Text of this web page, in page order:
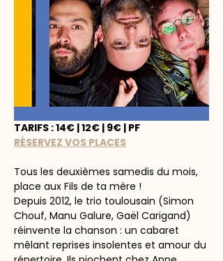
TARIFS : 14€ | 12€ | 9€ | PF
RÉSERVEZ VOS PLACES
Tous les deuxièmes samedis du mois,
place aux Fils de ta mère !
Depuis 2012, le trio toulousain (Simon
Chouf, Manu Galure, Gaël Carigand)
réinvente la chanson : un cabaret
mêlant reprises insolentes et amour du